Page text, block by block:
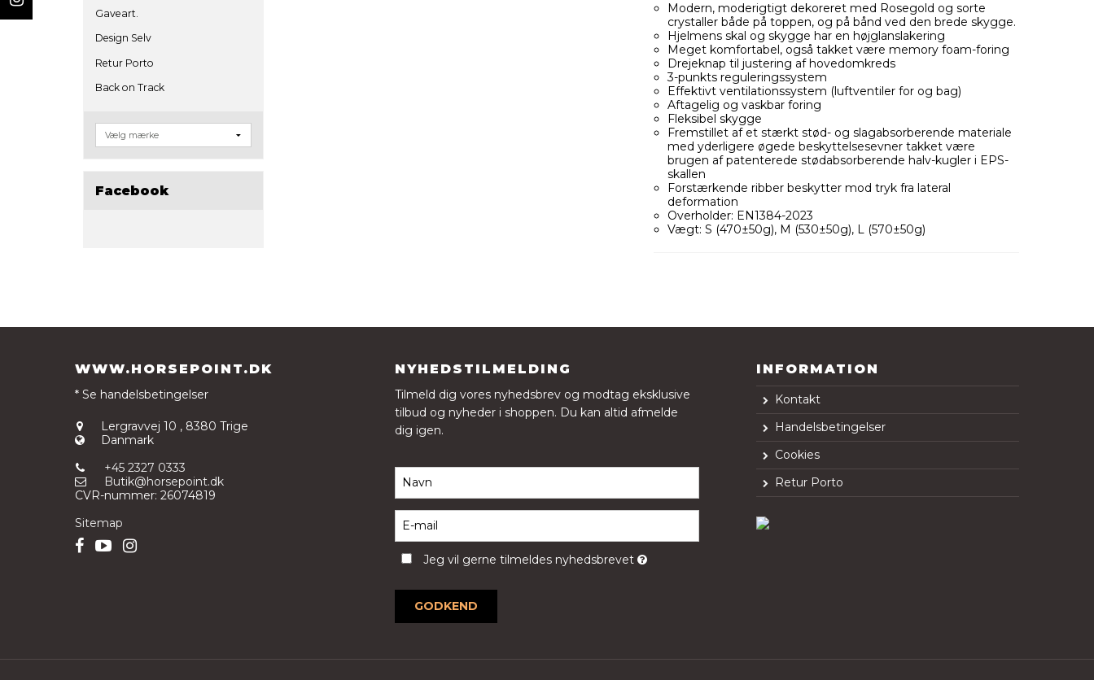
Gaveart.
Design Selv
Retur Porto
Back on Track
Facebook
Modern, moderigtigt dekoreret med Rosegold og sorte
crystaller både på toppen, og på bånd ved den brede skygge.
Hjelmens skal og skygge har en højglanslakering
Meget komfortabel, også takket være memory foam-foring
Drejeknap til justering af hovedomkreds
3-punkts reguleringssystem
Effektivt ventilationssystem (luftventiler for og bag)
Aftagelig og vaskbar foring
Fleksibel skygge
Fremstillet af et stærkt stød- og slagabsorberende materiale
med yderligere øgede beskyttelsesevner takket være
brugen af patenterede stødabsorberende halv-kugler i EPS-
skallen
Forstærkende ribber beskytter mod tryk fra lateral
deformation
Overholder: EN1384-2023
Vægt: S (470±50g), M (530±50g), L (570±50g)
WWW.HORSEPOINT.DK
* Se handelsbetingelser
Lergravvej 10 , 8380 Trige
Danmark
+45 2327 0333
Butik@horsepoint.dk
CVR-nummer: 26074819
Sitemap
NYHEDSTILMELDING
Tilmeld dig vores nyhedsbrev og modtag eksklusive
tilbud og nyheder i shoppen. Du kan altid afmelde
dig igen.
Jeg vil gerne tilmeldes nyhedsbrevet
GODKEND
INFORMATION
Kontakt
Handelsbetingelser
Cookies
Retur Porto